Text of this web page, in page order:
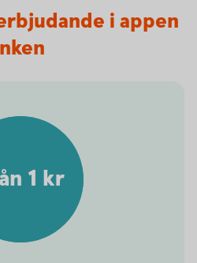
i appen
1 kr